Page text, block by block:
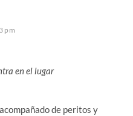
pm
en el lugar
de peritos y